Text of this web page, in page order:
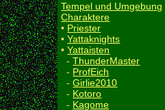
Tempel und Umgebung
Charaktere
• Priester
•Yattaknights
•Yattaisten
-ThunderMaster
- ProfEich
-Girlie2010
- Kotoro
- Kagome